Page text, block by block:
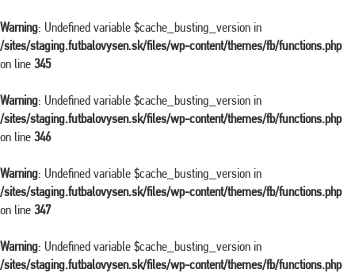
Warning: Undefined variable $cache_busting_version in
/sites/staging.futbalovysen.sk/files/wp-content/themes/fb/functions.php
on line 345
Warning: Undefined variable $cache_busting_version in
/sites/staging.futbalovysen.sk/files/wp-content/themes/fb/functions.php
on line 346
Warning: Undefined variable $cache_busting_version in
/sites/staging.futbalovysen.sk/files/wp-content/themes/fb/functions.php
on line 347
Warning: Undefined variable $cache_busting_version in
/sites/staging.futbalovysen.sk/files/wp-content/themes/fb/functions.php